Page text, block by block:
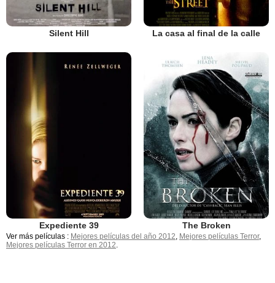
Silent Hill La casa al final de la calle
Expediente 39 The Broken
Ver más películas : Mejores películas del año 2012, Mejores películas Terror,
Mejores películas Terror en 2012.